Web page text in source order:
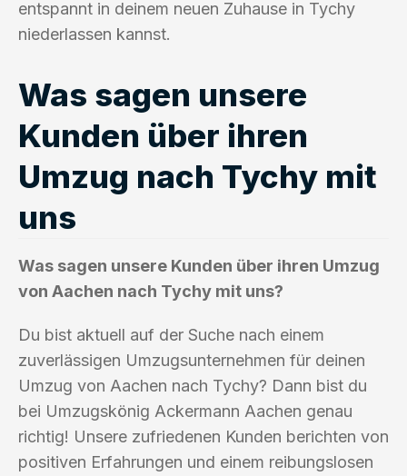
entspannt in deinem neuen Zuhause in Tychy
niederlassen kannst.
Was sagen unsere
Kunden über ihren
Umzug nach Tychy mit
uns
Was sagen unsere Kunden über ihren Umzug
von Aachen nach Tychy mit uns?
Du bist aktuell auf der Suche nach einem
zuverlässigen Umzugsunternehmen für deinen
Umzug von Aachen nach Tychy? Dann bist du
bei Umzugskönig Ackermann Aachen genau
richtig! Unsere zufriedenen Kunden berichten von
positiven Erfahrungen und einem reibungslosen